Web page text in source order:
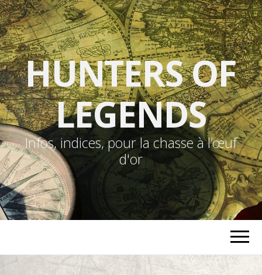
HUNTERS OF
LEGENDS
Infos, indices, pour la chasse à l’œuf
d'or